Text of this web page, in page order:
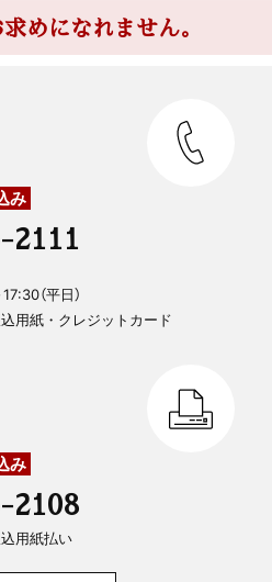
めになれません。
み
2111
（平日）
用紙・クレジットカード
み
2108
用紙払い